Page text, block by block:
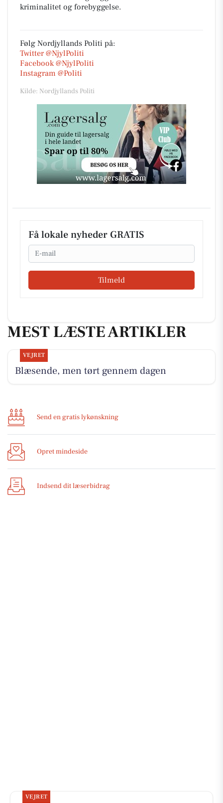
kriminalitet og forebyggelse.
Følg Nordjyllands Politi på:
Twitter @NjylPoliti
Facebook @NjylPoliti
Instagram @Politi
Kilde: Nordjyllands Politi
Få lokale nyheder GRATIS
Email
Tilmeld
MEST LÆSTE ARTIKLER
VEJRET
Blæsende, men tørt gennem dagen
Send en gratis lykønskning
Opret mindeside
Indsend dit læserbidrag
VEJRET